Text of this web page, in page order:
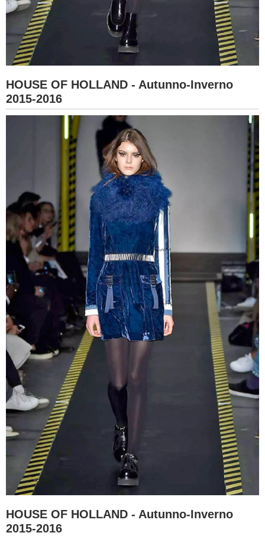
HOUSE OF HOLLAND - Autunno-Inverno
2015-2016
HOUSE OF HOLLAND - Autunno-Inverno
2015-2016